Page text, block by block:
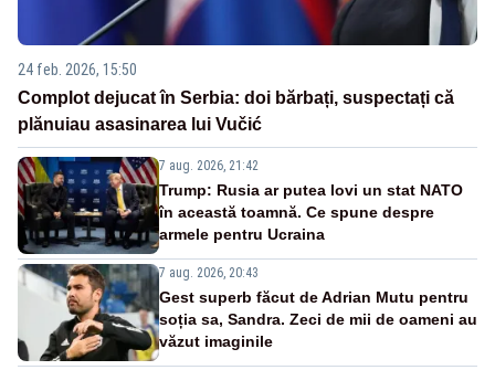
24 feb. 2026, 15:50
Complot dejucat în Serbia: doi bărbați, suspectați că
plănuiau asasinarea lui Vučić
7 aug. 2026, 21:42
Trump: Rusia ar putea lovi un stat NATO
în această toamnă. Ce spune despre
armele pentru Ucraina
7 aug. 2026, 20:43
Gest superb făcut de Adrian Mutu pentru
soția sa, Sandra. Zeci de mii de oameni au
văzut imaginile